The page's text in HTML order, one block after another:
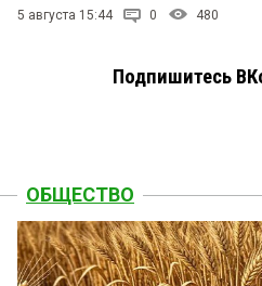
5 августа 15:44 0 480
Подпишитесь
ОБЩЕСТВО